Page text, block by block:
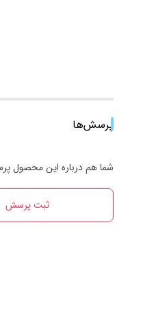
پرسش‌ها
شما هم درباره این محصول
ثبت پرسش